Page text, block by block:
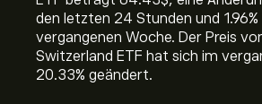
den letzten 24 Stunden und ‎1.96‎%
vergangenen Woche. Der Preis
Switzerland ETF hat sich im
‎20.33‎% geändert.